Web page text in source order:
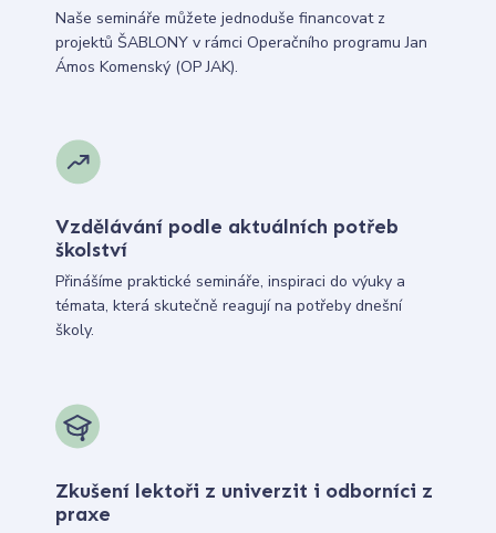
Naše semináře můžete jednoduše financovat z
projektů ŠABLONY v rámci Operačního programu Jan
Ámos Komenský (OP JAK).
Vzdělávání podle aktuálních potřeb
školství
Přinášíme praktické semináře, inspiraci do výuky a
témata, která skutečně reagují na potřeby dnešní
školy.
Zkušení lektoři z univerzit i odborníci z
praxe